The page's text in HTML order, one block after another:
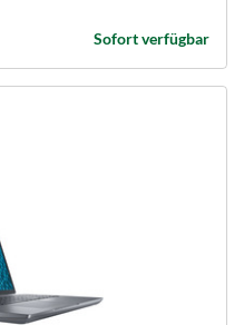
Sofort verfügbar